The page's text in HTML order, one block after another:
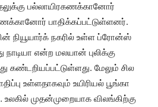
பல்லாயிரகணக்கானோர்
பாதிக்கப்பட்டுள்ளனர்.
நியூயார்க் நகரில் உள்ள ப்ரோன்ஸ்
நாடியா என்ற மலயான் புலிக்கு
கண்டறியப்பட்டுள்ளது. மேலும் சில
உள்ளதாகவும் உயிரியல் பூங்கா
உலகில் முதன்முறையாக விலங்கிற்கு